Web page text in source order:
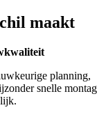
maakt
planning,
snelle